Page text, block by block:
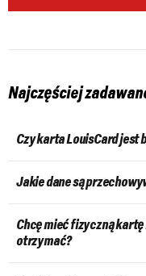
Najczęściej
Czy karta LouisCard jest
Jakie dane są
Chcę mieć fizyczną
otrzymać?